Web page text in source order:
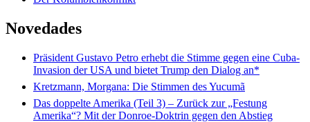
Novedades
Präsident Gustavo Petro erhebt die Stimme gegen eine Cuba-
Invasion der USA und bietet Trump den Dialog an*
Kretzmann, Morgana: Die Stimmen des Yucumã
Das doppelte Amerika (Teil 3) – Zurück zur „Festung
Amerika“? Mit der Donroe-Doktrin gegen den Abstieg